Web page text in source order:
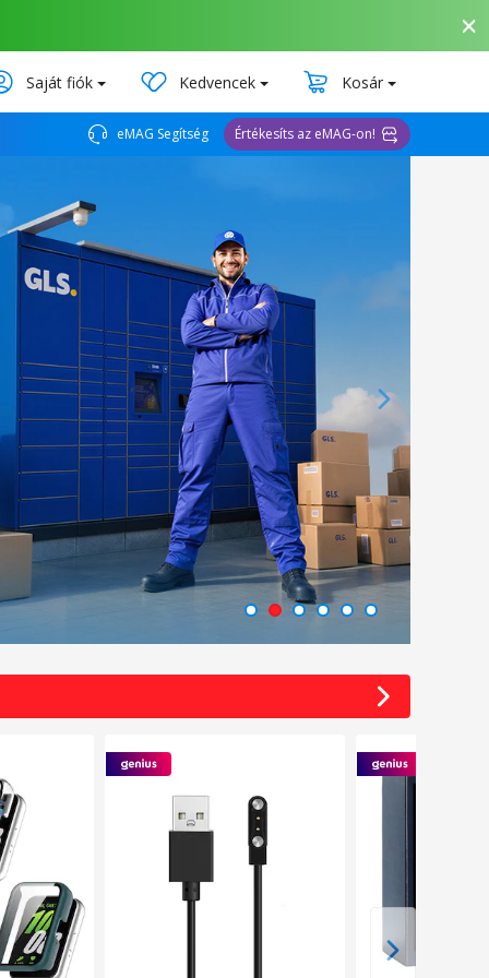
Saját fiók Kedvencek Kosár
eMAG Segítség Értékesíts az eMAG-on!